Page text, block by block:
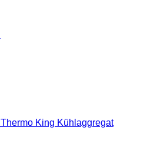
Thermo King Kühlaggregat